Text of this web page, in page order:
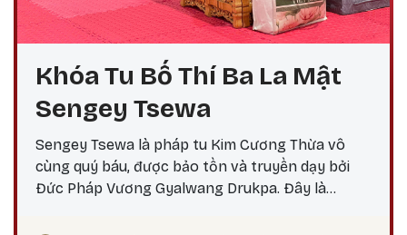
Khóa Tu Bố Thí Ba La Mật
Sengey Tsewa
Sengey Tsewa là pháp tu Kim Cương Thừa vô
cùng quý báu, được bảo tồn và truyền dạy bởi
Đức Pháp Vương Gyalwang Drukpa. Đây là
phiền não bám chấp khổ đau Tích lũy công đức,